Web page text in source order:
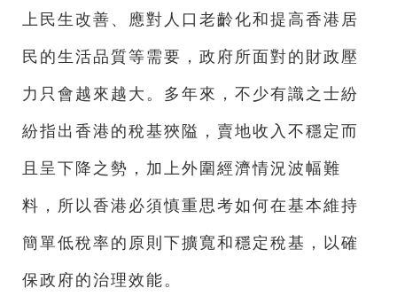
上民生改善、應對人口老齡化和提高香港居
民的生活品質等需要，政府所面對的財政壓
力只會越來越大。多年來，不少有識之士紛
紛指出香港的稅基狹隘，賣地收入不穩定而
且呈下降之勢，加上外圍經濟情況波幅難
料，所以香港必須慎重思考如何在基本維持
簡單低稅率的原則下擴寬和穩定稅基，以確
保政府的治理效能。